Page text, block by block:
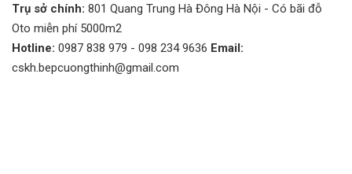
Trụ sở chính: 801 Quang Trung Hà Đông Hà Nội - Có bãi đỗ
Oto miễn phí 5000m2
Hotline: 0987 838 979 - 098 234 9636 Email:
cskh.bepcuongthinh@gmail.com